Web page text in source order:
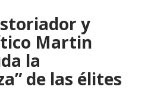
y
Martin
la
de las élites